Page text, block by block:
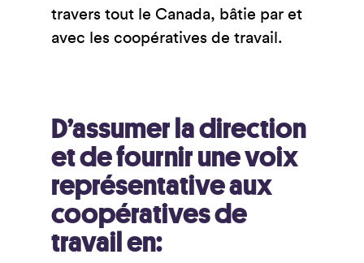
travers tout le Canada, bâtie par et
avec les coopératives de travail.
D’assumer la direction
et de fournir une voix
représentative aux
coopératives de
travail en: